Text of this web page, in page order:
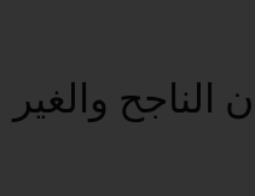
الناجح والغير